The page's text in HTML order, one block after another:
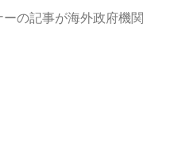
の記事が海外政府機関